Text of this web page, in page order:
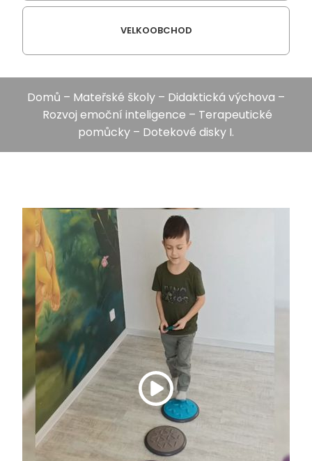
VELKOOBCHOD
Domů – Mateřské školy – Didaktická výchova –
Rozvoj emoční inteligence – Terapeutické
pomůcky – Dotekové disky I.